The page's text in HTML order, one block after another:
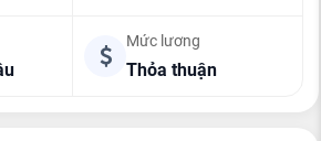
Mức lương
Thỏa thuận